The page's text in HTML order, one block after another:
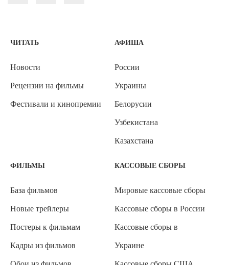
ЧИТАТЬ
Новости
Рецензии на фильмы
Фестивали и кинопремии
АФИША
России
Украины
Белорусии
Узбекистана
Казахстана
ФИЛЬМЫ
База фильмов
Новые трейлеры
Постеры к фильмам
Кадры из фильмов
КАССОВЫЕ СБОРЫ
Мировые кассовые сборы
Кассовые сборы в России
Кассовые сборы в
Украине